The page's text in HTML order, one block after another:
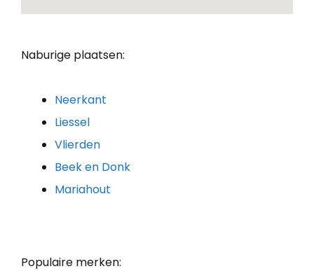
Naburige plaatsen:
Neerkant
Liessel
Vlierden
Beek en Donk
Mariahout
Populaire merken: